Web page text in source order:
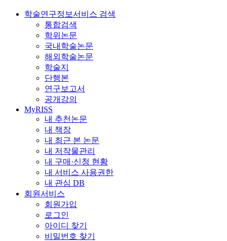
학술연구정보서비스 검색
통합검색
학위논문
국내학술논문
해외학술논문
학술지
단행본
연구보고서
공개강의
MyRISS
내 추천논문
내 책장
내 최근 본 논문
내 저작물관리
내 구매·신청 현황
내 서비스 사용권한
내 관심 DB
회원서비스
회원가입
로그인
아이디 찾기
비밀번호 찾기